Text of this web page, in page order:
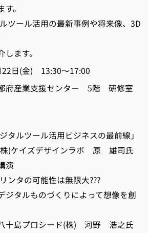
。
ツール活用の最新事例や将来像、3D
ます。
(金) 13:30～17:00
業支援センター 5階 研修室
ル活用ビジネスの最前線」
ザインラボ 原 雄司氏
可能性は無限大???
づくりによって想像を創
ード(株) 河野 浩之氏